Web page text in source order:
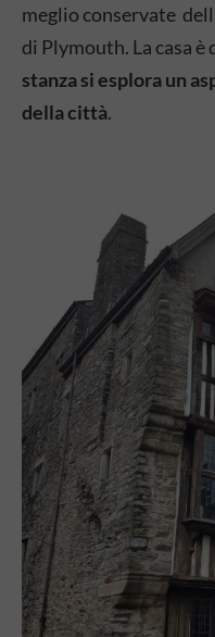
meglio conservate
di Plymouth. La casa è
stanza si esplora un
della città.